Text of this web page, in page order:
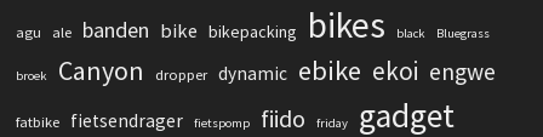
agu ale banden bike bikepacking bikes black Bluegrass
broek Canyon dropper dynamic ebike ekoi engwe
fatbike fietsendrager fietspomp fiido friday gadget